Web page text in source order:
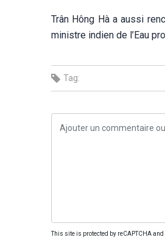
Trân Hông Hà a aussi
ministre indien de l’Eau
Tag:
This site is protected by reCAPTCHA and